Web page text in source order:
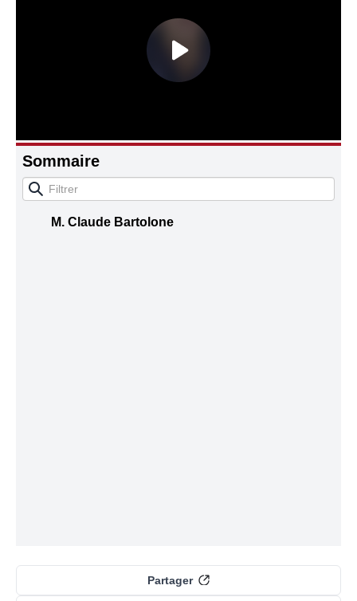
Sommaire
M. Claude Bartolone
Partager